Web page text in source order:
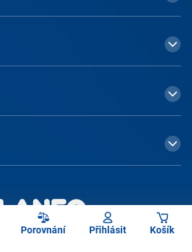
Porovnání Přihlásit Košík